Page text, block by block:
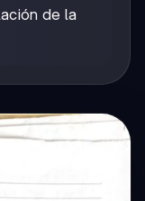
de la